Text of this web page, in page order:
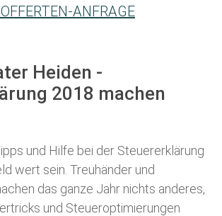
ANFRAGE
Heiden -
2018 machen
und Hilfe bei der Steuererklärung
wert sein. Treuhänder und
das ganze Jahr nichts anderes,
und Steueroptimierungen